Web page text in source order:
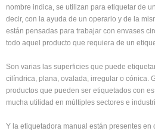
nombre indica, se utilizan para etiquetar de
decir, con la ayuda de un operario y de la
están pensadas para trabajar con envases
todo aquel producto que requiera de un
Son varias las superficies que puede
cilíndrica, plana, ovalada, irregular o cónica.
productos que pueden ser etiquetados con
mucha utilidad en múltiples sectores e
Y la etiquetadora manual están presentes en